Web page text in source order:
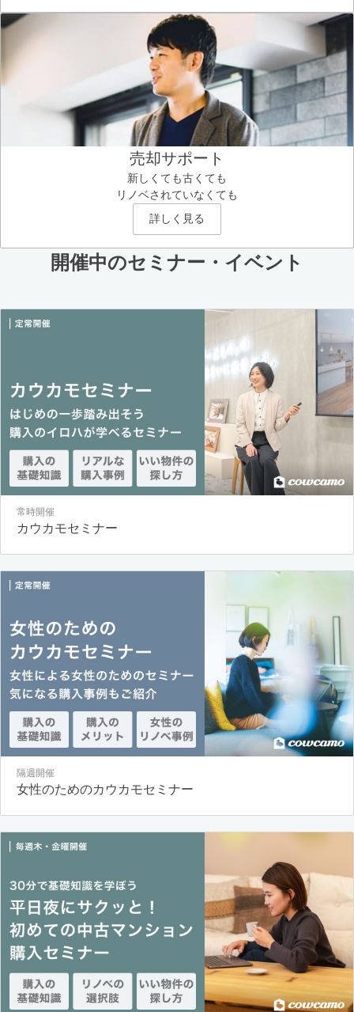
売却サポート
新しくても古くても
リノベされていなくても
詳しく見る
開催中のセミナー・イベント
常時開催
カウカモセミナー
隔週開催
女性のためのカウカモセミナー